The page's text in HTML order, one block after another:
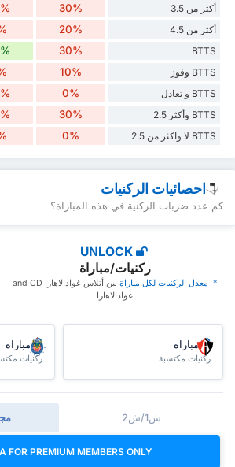
أكثر من 3.5 30%
أكثر من 4.5 20%
BTTS
30%
BTTS وفوز 10%
BTTS و تعادل 0%
BTTS وأكثر 2.5 30%
BTTS لا واكثر من 2.5 0%
احصائيات الركنيات
كم عدد ضربات الركنية في هذه المباراة؟
UNLOCK
ركنيات/مباراة
* ‏ ‏معدل الركنيات لكل مباراة
‏بين أتلاس غوادالاهارا and CD
غوادالاهارا
/مباراة
ركنيات مكتسبة
/مباراة
ركنيات
ش1/ش2
FOR PREMIUM MEMBERS ONLY